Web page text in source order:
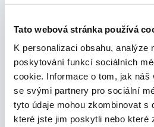
Tato webová stránka používá
K personalizaci obsahu, analýze
poskytování funkcí sociálních
cookie. Informace o tom, jak
se svými partnery pro sociální
tyto údaje mohou zkombinovat s
které jste jim poskytli nebo které
zákona č. 106/1999 Sb.
04. září 2019
Žádost o poskytnutí
zákona č. 106/1999 Sb.
03. září 2019